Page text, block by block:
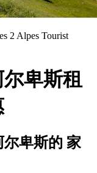
2 Alpes Tourist
卑斯租
卑斯的 家